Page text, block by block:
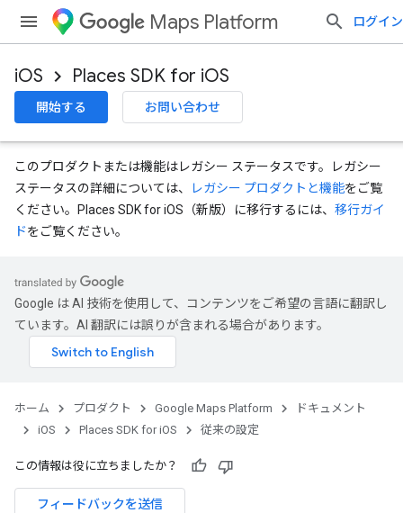
Maps Platform ログイン
iOS Places SDK for iOS
開始する お問い合わせ
このプロダクトまたは機能はレガシー ステータスです。レガシー
ステータスの詳細については、
レガシー プロダクトと機能をご覧
ください。Places SDK for iOS（新版）に移行するには、 移行ガイ
ドをご覧ください。
Google は AI 技術を使用して、コンテンツをご希望の言語に翻訳し
ています。AI 翻訳には誤りが含まれる場合があります。
ホーム プロダクト Google Maps Platform
ドキュメント
iOS
Places SDK for iOS 従来の設定
この情報は役に立ちましたか？
フィードバックを送信